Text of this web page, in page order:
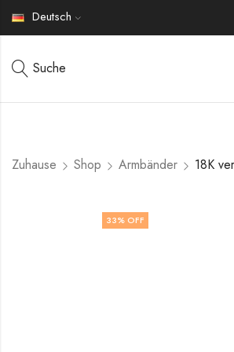
Deutsch
Suche
Zuhause Shop Armbänder
33% OFF